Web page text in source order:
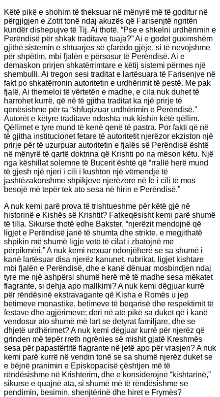
Këtë pikë e shohim të theksuar në mënyrë më të goditur në
përgjigjen e Zotit tonë ndaj akuzës që Farisenjtë ngritën
kundër dishepujve të Tij. Ai thotë, “Pse e shkelni urdhërimin e
Perëndisë për shkak traditave tuaja?” Ai e godet guximshëm
gjithë sistemin e shtuarjes së çfarëdo gjëje, si të nevojshme
për shpëtim, mbi fjalën e përsosur të Perëndisë. Ai e
demaskon prirjen shkatërrimtare e këtij sistemi përmes një
shembulli. Ai tregon sesi traditat e lartësuara të Farisenjve në
fakt po shkatërronin autoritetin e urdhërimit të pestë. Me pak
fjalë, Ai themeloi të vërtetën e madhe, e cila nuk duhet të
harrohet kurrë, që në të gjitha traditat ka një prirje të
qenësishme për ta “shfuqizuar urdhërimin e Perëndisë.”
Autorët e këtyre traditave ndoshta nuk kishin këtë qëllim.
Qëllimet e tyre mund të kenë qenë të pastra. Por fakti që në
të gjitha institucionet fetare të autoritetit njerëzor ekziston një
prirje për të uzurpuar autoritetin e fjalës së Perëndisë është
në mënyrë të qartë doktrina që Krishti po na mëson këtu. Një
nga këshillat solemne të Bucerit është që “rrallë herë mund
të gjesh një njeri i cili i kushton një vëmendje të
jashtëzakonshme shpikjeve njerëzore në fe i cili të mos
besojë më tepër tek ato sesa në hirin e Perëndisë.”
A nuk kemi parë prova të trishtueshme për këtë gjë në
historinë e Kishës së Krishtit? Fatkeqësisht kemi parë shumë
të tilla. Sikurse thotë edhe Bakster, “njerëzit mendojnë që
ligjet e Perëndisë janë të shumta dhe strikte, e megjithatë
shpikin më shumë ligje vetë të cilat i zbatojnë me
përpikmëri.” A nuk kemi nexuar ndonjëherë se sa shumë i
kanë lartësuar disa njerëz kanunet, rubrikat, ligjet kishtare
mbi fjalën e Perëndisë, dhe e kanë dënuar mosbindjen ndaj
tyre me një ashpërsi shumë herë më të madhe sesa mëkatet
flagrante, si dehja apo mallkimi? A nuk kemi dëgjuar kurrë
për rëndësinë ekstravagante që Kisha e Romës u jep
betimeve monastike, betimeve të beqarisë dhe respektimit të
festave dhe agjërimeve; deri në atë pikë sa duket që i kanë
vendosur ato shumë më lart se detyrat familjare, dhe se
dhjetë urdhërimet? A nuk kemi dëgjuar kurrë për njerëz që
grinden më tepër rreth ngrënies së mishit gjatë Kreshmës
sesa për papastërtitë flagrante në jetë apo për vrasjen? A nuk
kemi parë kurrë në vendin tonë se sa shumë njerëz duket se
e bëjnë pranimin e Episkopacisë çështjen më të
rëndësishme në Krishterim, dhe e konsiderojnë “kishtarinë,”
sikurse e quajnë ata, si shumë më të rëndësishme se
pendimin, besimin, shenjtërinë dhe hiret e Frymës?